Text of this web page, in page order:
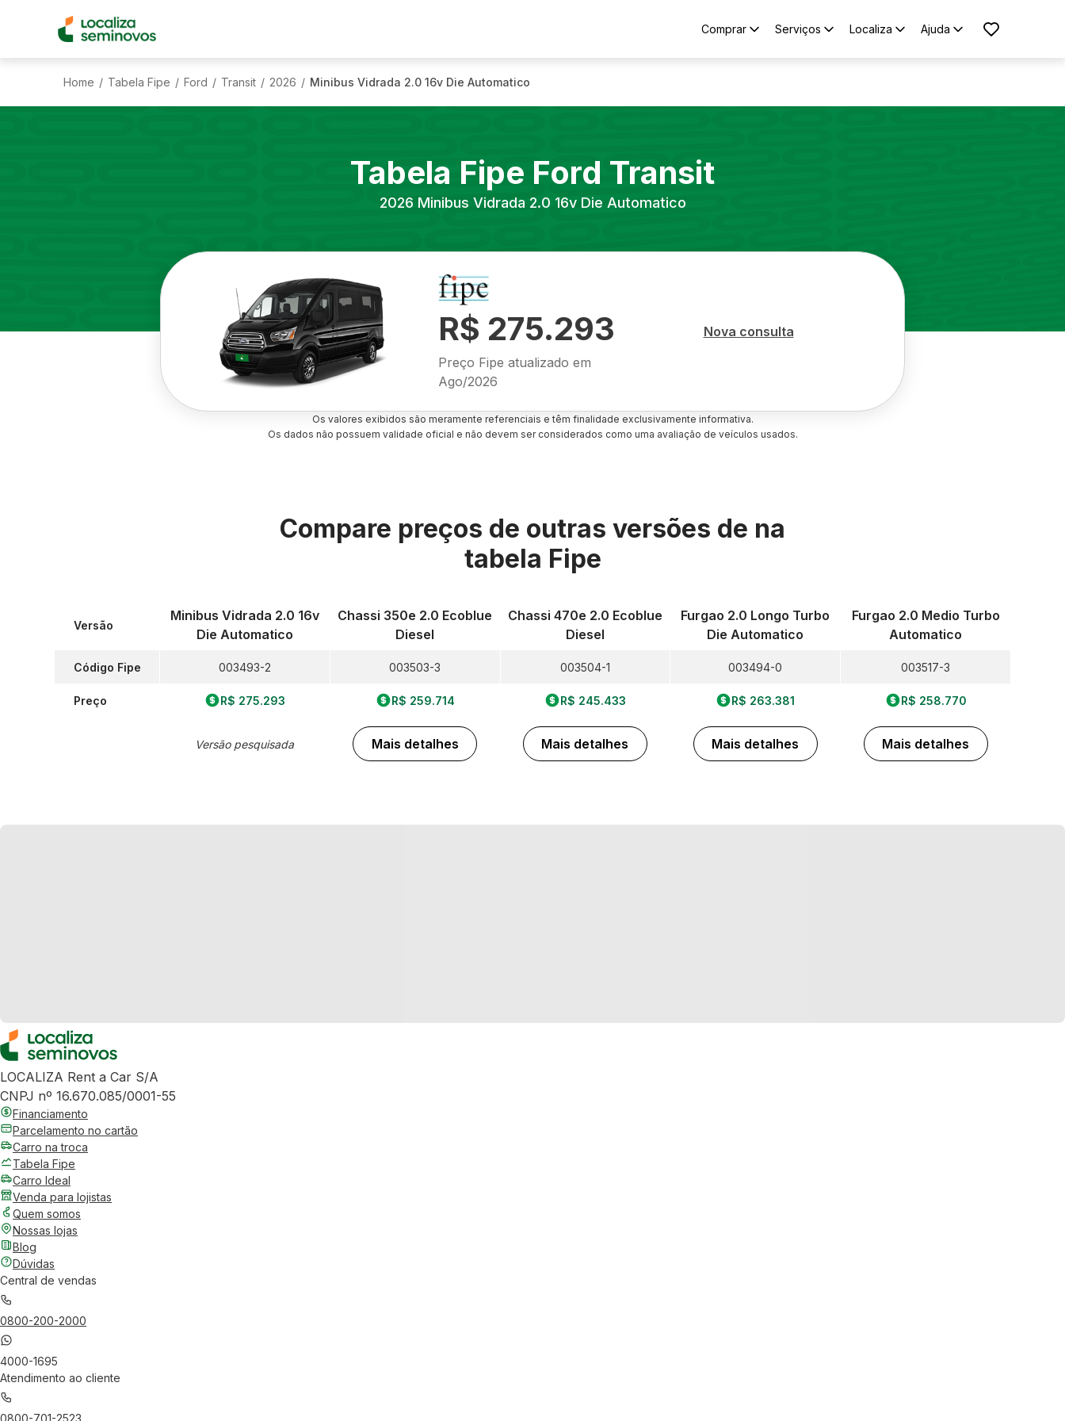
Comprar Serviços Localiza Ajuda
Home / Tabela Fipe / Ford / Transit / 2026 / Minibus Vidrada 2.0 16v Die Automatico
Tabela Fipe Ford Transit
2026 Minibus Vidrada 2.0 16v Die Automatico
R$ 275.293
Preço Fipe atualizado em
Ago/2026
Nova consulta
Os valores exibidos são meramente referenciais e têm finalidade exclusivamente informativa.
Os dados não possuem validade oficial e não devem ser considerados como uma avaliação de veículos usados.
Compare preços de outras versões de na
tabela Fipe
Versão
Código Fipe
Preço
Minibus Vidrada 2.0 16v
Die Automatico
003493-2
R$ 275.293
Versão pesquisada
Chassi 350e 2.0 Ecoblue
Diesel
003503-3
R$ 259.714
Mais detalhes
Chassi 470e 2.0 Ecoblue
Diesel
003504-1
R$ 245.433
Mais detalhes
Furgao 2.0 Longo Turbo
Die Automatico
003494-0
R$ 263.381
Mais detalhes
Furgao 2.0 Medio Turbo
Automatico
003517-3
R$ 258.770
Mais detalhes
LOCALIZA Rent a Car S/A
CNPJ nº 16.670.085/0001-55
Financiamento
Parcelamento no cartão
Carro na troca
Tabela Fipe
Carro Ideal
Venda para lojistas
Quem somos
Nossas lojas
Blog
Dúvidas
Central de vendas
0800-200-2000
4000-1695
Atendimento ao cliente
0800-701-2523